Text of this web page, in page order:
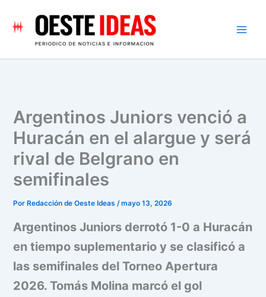
contenido
Argentinos Juniors venció a
Huracán en el alargue y será
rival de Belgrano en
semifinales
Por Redacción de Oeste Ideas/mayo 13, 2026
Argentinos Juniors derrotó 1-0 a Huracán
en tiempo suplementario y se clasificó a
las semifinales del Torneo Apertura
2026. Tomás Molina marcó el gol